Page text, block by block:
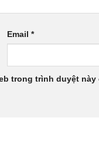
Email*
trong trình duyệt